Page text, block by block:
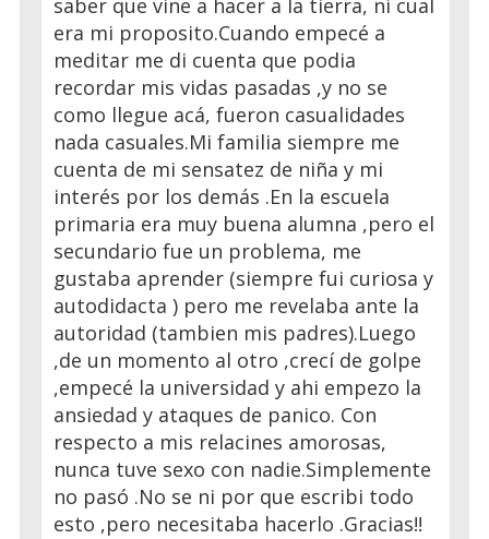
saber que vine a hacer a la tierra, ni cual
era mi proposito.Cuando empecé a
meditar me di cuenta que podia
recordar mis vidas pasadas ,y no se
como llegue acá, fueron casualidades
nada casuales.Mi familia siempre me
cuenta de mi sensatez de niña y mi
interés por los demás .En la escuela
primaria era muy buena alumna ,pero el
secundario fue un problema, me
gustaba aprender (siempre fui curiosa y
autodidacta ) pero me revelaba ante la
autoridad (tambien mis padres).Luego
,de un momento al otro ,crecí de golpe
,empecé la universidad y ahi empezo la
ansiedad y ataques de panico. Con
respecto a mis relacines amorosas,
nunca tuve sexo con nadie.Simplemente
no pasó .No se ni por que escribi todo
esto ,pero necesitaba hacerlo .Gracias!!